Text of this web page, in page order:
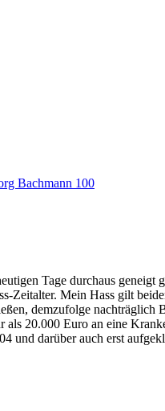
Bachmann 100
Tage durchaus geneigt
Zeitalter. Mein Hass gilt
demzufolge
als 20.000 Euro an eine
und darüber auch erst